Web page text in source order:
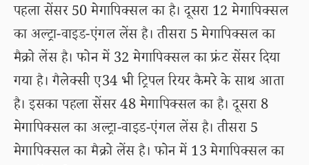
पहला सेंसर 50 मेगापिक्सल का है। दूसरा 12 मेगापिक्सल
का अल्ट्रा-वाइड-एंगल लेंस है। तीसरा 5 मेगापिक्सल का
मैक्रो लेंस है। फोन में 32 मेगापिक्सल का फ्रंट सेंसर दिया
गया है। गैलेक्सी ए34 भी ट्रिपल रियर कैमरे के साथ आता
है। इसका पहला सेंसर 48 मेगापिक्सल का है। दूसरा 8
मेगापिक्सल का अल्ट्रा-वाइड-एंगल लेंस है। तीसरा 5
मेगापिक्सल का मैक्रो लेंस है। फोन में 13 मेगापिक्सल का